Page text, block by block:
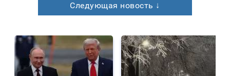
Следующая новость ↓